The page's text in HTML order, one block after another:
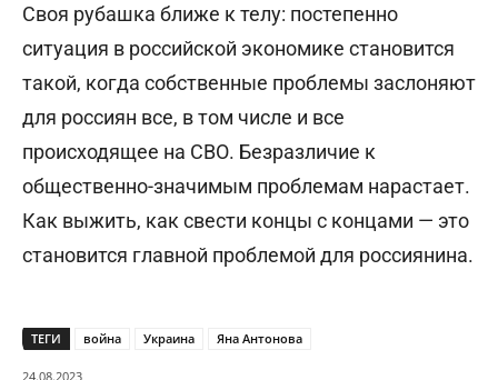
Своя рубашка ближе к телу: постепенно
ситуация в российской экономике становится
такой, когда собственные проблемы заслоняют
для россиян все, в том числе и все
происходящее на СВО. Безразличие к
общественно-значимым проблемам нарастает.
Как выжить, как свести концы с концами — это
становится главной проблемой для россиянина.
ТЕГИ война Украина Яна Антонова
24.08.2023